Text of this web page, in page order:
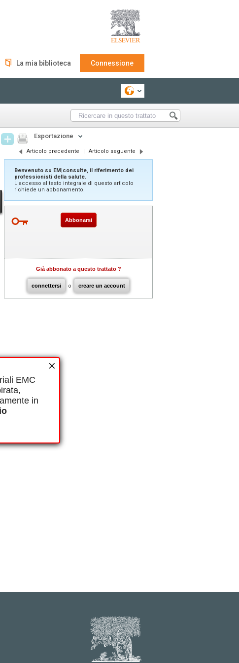
EMC
in
La mia biblioteca Connessione
Esportazione
Articolo precedente | Articolo seguente
Benvenuto su EM|consulte, il riferimento dei
professionisti della salute.
L'accesso al testo integrale di questo articolo
richiede un abbonamento.
Abbonarsi
Già abbonato a questo trattato ?
connettersi o creare un account